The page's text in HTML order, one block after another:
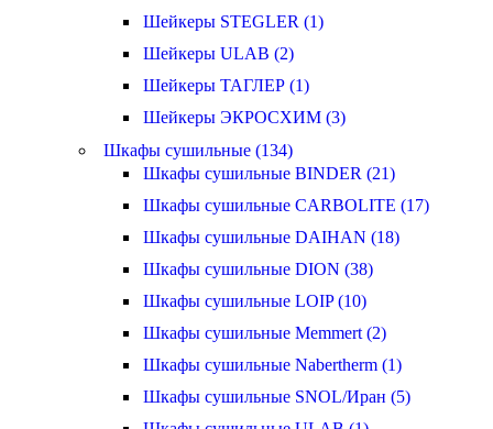
Шейкеры STEGLER (1)
Шейкеры ULAB (2)
Шейкеры ТАГЛЕР (1)
Шейкеры ЭКРОСХИМ (3)
Шкафы сушильные (134)
Шкафы сушильные BINDER (21)
Шкафы сушильные CARBOLITE (17)
Шкафы сушильные DAIHAN (18)
Шкафы сушильные DION (38)
Шкафы сушильные LOIP (10)
Шкафы сушильные Memmert (2)
Шкафы сушильные Nabertherm (1)
Шкафы сушильные SNOL/Иран (5)